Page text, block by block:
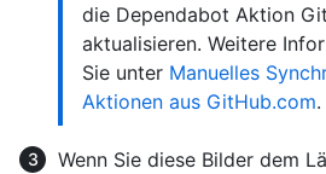
die Dependabot Aktion
aktualisieren. Weitere
Sie unter Manuelles
Aktionen aus GitHub.com.
Wenn Sie diese Bilder dem